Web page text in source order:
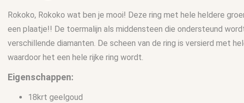
Rokoko, Rokoko wat ben je mooi! Deze ring met hele heldere
een plaatje!! De toermalijn als middensteen die ondersteund
verschillende diamanten. De scheen van de ring is versierd met
waardoor het een hele rijke ring wordt.
Eigenschappen:
18krt geelgoud